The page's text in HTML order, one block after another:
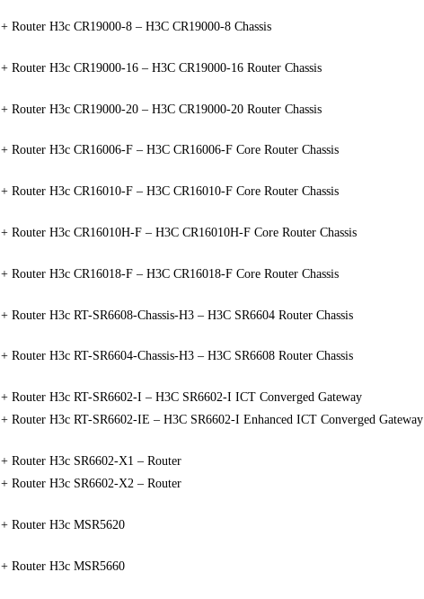
+ Router H3c CR19000-8 – H3C CR19000-8 Chassis
+ Router H3c CR19000-16 – H3C CR19000-16 Router Chassis
+ Router H3c CR19000-20 – H3C CR19000-20 Router Chassis
+ Router H3c CR16006-F – H3C CR16006-F Core Router Chassis
+ Router H3c CR16010-F – H3C CR16010-F Core Router Chassis
+ Router H3c CR16010H-F – H3C CR16010H-F Core Router Chassis
+ Router H3c CR16018-F – H3C CR16018-F Core Router Chassis
+ Router H3c RT-SR6608-Chassis-H3 – H3C SR6604 Router Chassis
+ Router H3c RT-SR6604-Chassis-H3 – H3C SR6608 Router Chassis
+ Router H3c RT-SR6602-I – H3C SR6602-I ICT Converged Gateway
+ Router H3c RT-SR6602-IE – H3C SR6602-I Enhanced ICT Converged Gateway
+ Router H3c SR6602-X1 – Router
+ Router H3c SR6602-X2 – Router
+ Router H3c MSR5620
+ Router H3c MSR5660